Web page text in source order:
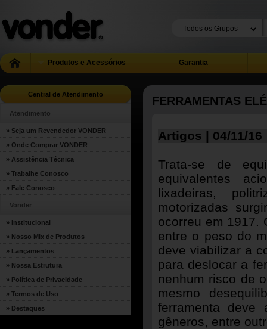
Produtos e Acessórios Garantia
Central de Atendimento
Atendimento
» Seja um Revendedor VONDER
» Onde Comprar VONDER
» Assistência Técnica
» Trabalhe Conosco
» Fale Conosco
Vonder
» Institucional
» Nosso Mix de Produtos
» Lançamentos
» Nossa Estrutura
» Política de Privacidade
» Termos de Uso
» Destaques
FERRAMENTAS
Artigos | 04/11/16
Trata-se de
equivalentes
lixadeiras,
motorizadas
ocorreu em 1917.
entre o peso do
deve viabilizar a
para deslocar a
nenhum risco de
mesmo
ferramenta
gêneros, entre